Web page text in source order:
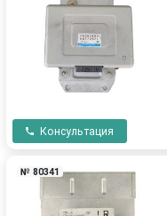
Консультация
№ 80341